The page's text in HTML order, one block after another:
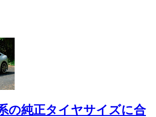
の純正タイヤサイズに合